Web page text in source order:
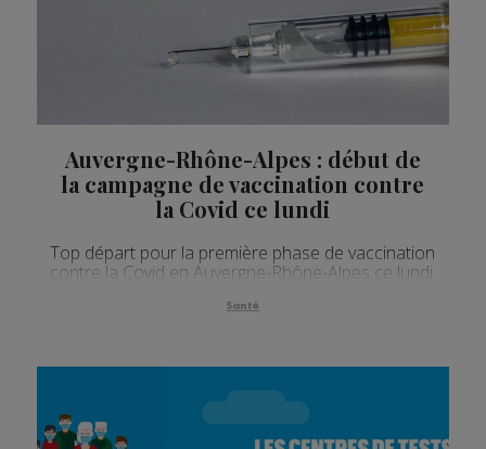
Auvergne-Rhône-Alpes : début de
la campagne de vaccination contre
la Covid ce lundi
Top départ pour la première phase de vaccination
contre la Covid en Auvergne-Rhône-Alpes ce lundi.
Santé